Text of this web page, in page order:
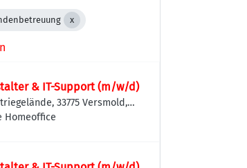
& IT-Support (m/w/d)
33775 Versmold,
Homeoffice